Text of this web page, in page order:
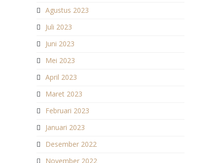
Agustus 2023
Juli 2023
Juni 2023
Mei 2023
April 2023
Maret 2023
Februari 2023
Januari 2023
Desember 2022
November 2022